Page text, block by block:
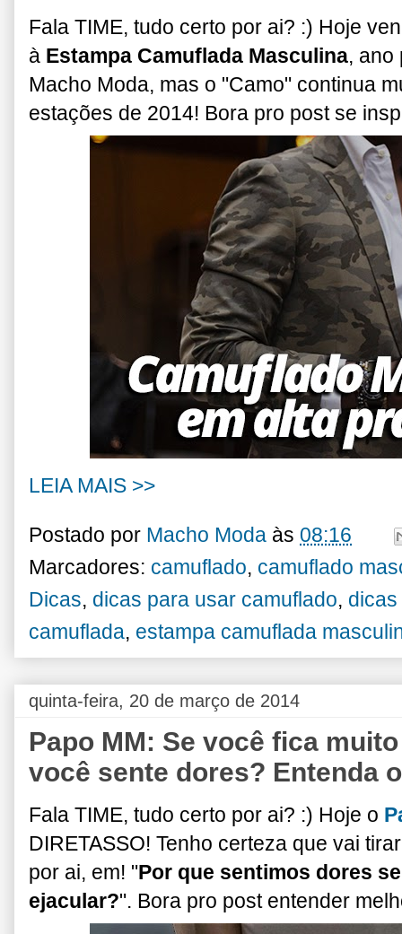
Fala TIME, tudo certo por ai? :) Hoje
à Estampa Camuflada Masculina, ano
Macho Moda, mas o "Camo" continua
estações de 2014! Bora pro post se
LEIA MAIS >>
Postado por Macho Moda às 08:16
Marcadores: camuflado, camuflado
Dicas, dicas para usar camuflado,
camuflada, estampa camuflada
quinta-feira, 20 de março de 2014
Papo MM: Se você fica
você sente dores? Entenda
Fala TIME, tudo certo por ai? :) Hoje o
DIRETASSO! Tenho certeza que vai
por ai, em! "Por que sentimos dores
ejacular?". Bora pro post entender